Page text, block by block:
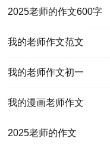
2025老师的作文600字
我的老师作文范文
我的老师作文初一
我的漫画老师作文
2025老师的作文